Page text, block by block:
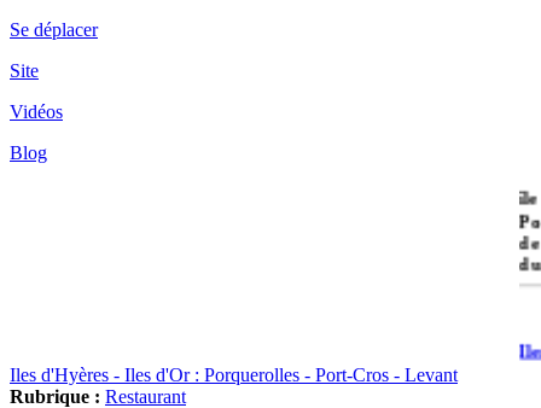
Se déplacer
Site
Vidéos
Blog
île
Iles d'Hyères - Iles d'Or : Porquerolles - Port-Cros - Levant
Rubrique : Restaurant